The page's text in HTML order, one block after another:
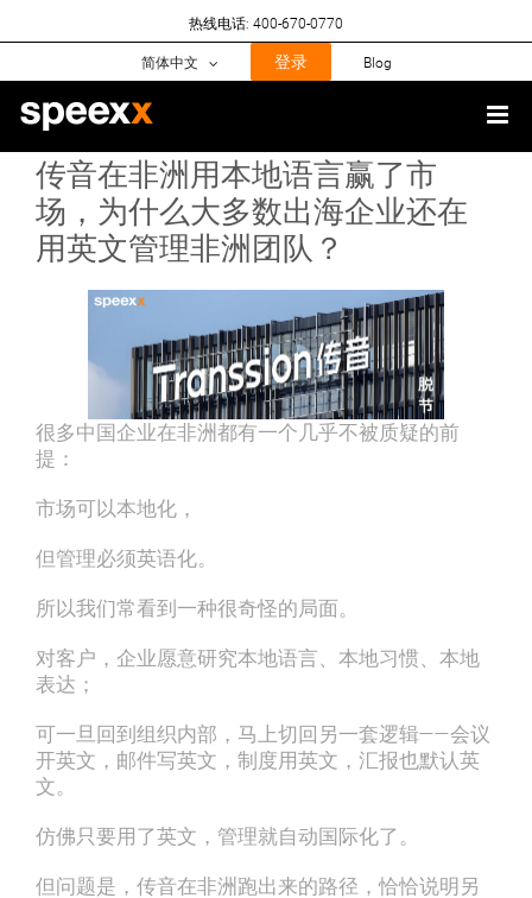
to
热线电话: 400-670-0770
简体中文 登录 Blog
传音在非洲用本地语言赢了市
场，为什么大多数出海企业还在
用英文管理非洲团队？
很多中国企业在非洲都有一个几乎不被质疑的前
提：
市场可以本地化，
但管理必须英语化。
所以我们常看到一种很奇怪的局面。
对客户，企业愿意研究本地语言、本地习惯、本地
表达；
可一旦回到组织内部，马上切回另一套逻辑——会议
开英文，邮件写英文，制度用英文，汇报也默认英
文。
仿佛只要用了英文，管理就自动国际化了。
但问题是，传音在非洲跑出来的路径，恰恰说明另